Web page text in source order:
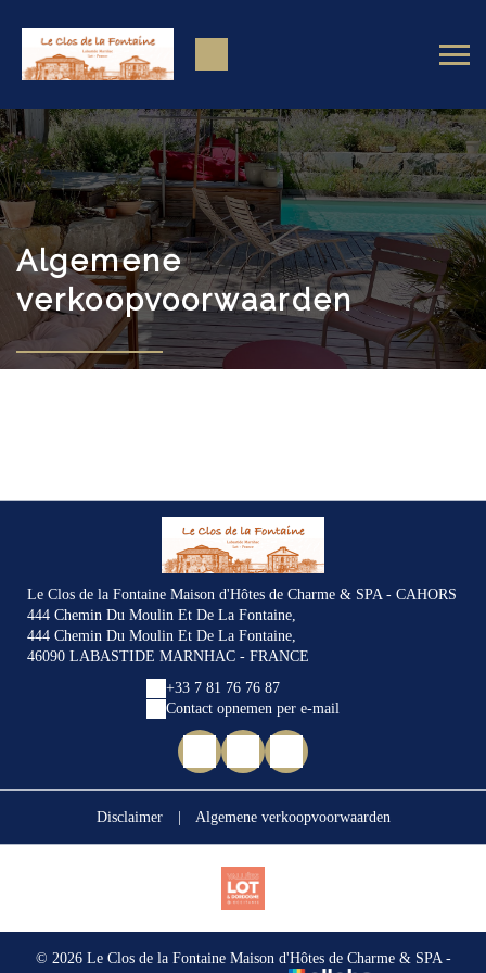
Algemene
verkoopvoorwaarden
Le Clos de la Fontaine Maison d'Hôtes de Charme & SPA - CAHORS
444 Chemin Du Moulin Et De La Fontaine,
444 Chemin Du Moulin Et De La Fontaine,
46090 LABASTIDE MARNHAC - FRANCE
+33 7 81 76 76 87
Contact opnemen per e-mail
Disclaimer Algemene verkoopvoorwaarden
© 2026 Le Clos de la Fontaine Maison d'Hôtes de Charme & SPA -